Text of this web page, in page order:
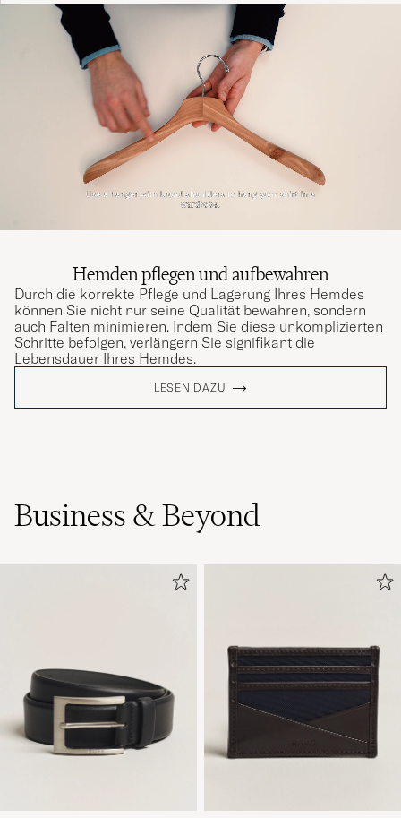
Hemden pflegen und aufbewahren
Durch die korrekte Pflege und Lagerung Ihres Hemdes
können Sie nicht nur seine Qualität bewahren, sondern
auch Falten minimieren. Indem Sie diese unkomplizierten
Schritte befolgen, verlängern Sie signifikant die
Lebensdauer Ihres Hemdes.
LESEN DAZU
Business & Beyond